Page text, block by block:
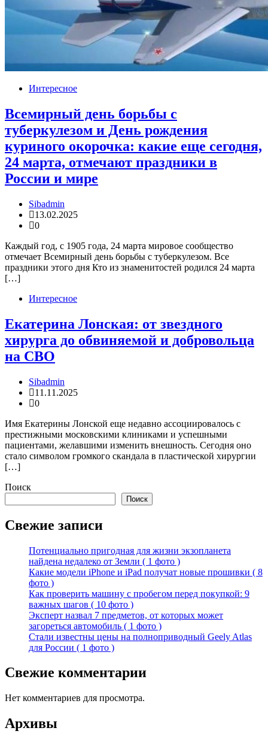
Интересное
Всемирный день борьбы с
туберкулезом и День рождения
куриного окорочка: какие еще сегодня,
24 марта, отмечают праздники в
России и мире
Sibadmin
13.02.2025
0
Каждый год, с 1905 года, 24 марта мировое сообщество
отмечает Всемирный день борьбы с туберкулезом. Все
праздники этого дня Кто из знаменитостей родился 24 марта
[…]
Интересное
Екатерина Лонская: от звездного
хирурга до обвиняемой и добровольца
на СВО
Sibadmin
11.11.2025
0
Имя Екатерины Лонской еще недавно ассоциировалось с
престижными московскими клиниками и успешными
пациентами, желавшими изменить внешность. Сегодня оно
стало символом громкого скандала в пластической хирургии
[…]
Поиск
Поиск
Свежие записи
Потенциально пригодная для жизни экзопланета
найдена недалеко от Земли ( 1 фото )
Какие модели iPhone и iPad получат новые прошивки ( 8
фото )
Как проверить машину с пробегом перед покупкой: 9
важных шагов ( 10 фото )
Эксперт назвал 7 предметов, от которых может
загореться автомобиль ( 1 фото )
Стали известны цены на полноприводный Geely Atlas
для России ( 1 фото )
Свежие комментарии
Нет комментариев для просмотра.
Архивы